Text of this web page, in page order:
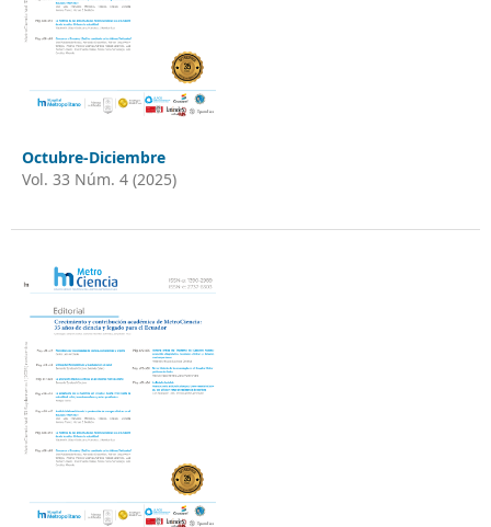
Octubre-Diciembre
Vol. 33 Núm. 4 (2025)